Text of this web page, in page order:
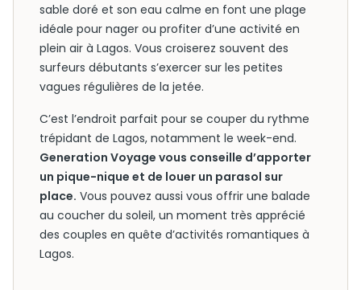
sable doré et son eau calme en font une plage
idéale pour nager ou profiter d’une activité en
plein air à Lagos. Vous croiserez souvent des
surfeurs débutants s’exercer sur les petites
vagues régulières de la jetée.
C’est l’endroit parfait pour se couper du rythme
trépidant de Lagos, notamment le week-end.
Generation Voyage vous conseille d’apporter
un pique-nique et de louer un parasol sur
place. Vous pouvez aussi vous offrir une balade
au coucher du soleil, un moment très apprécié
des couples en quête d’activités romantiques à
Lagos.